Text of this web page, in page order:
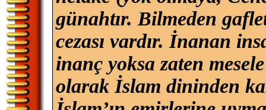
günahtır. Bilmeden
cezası vardır. İnanan
inanç yoksa zaten
olarak İslam dininden